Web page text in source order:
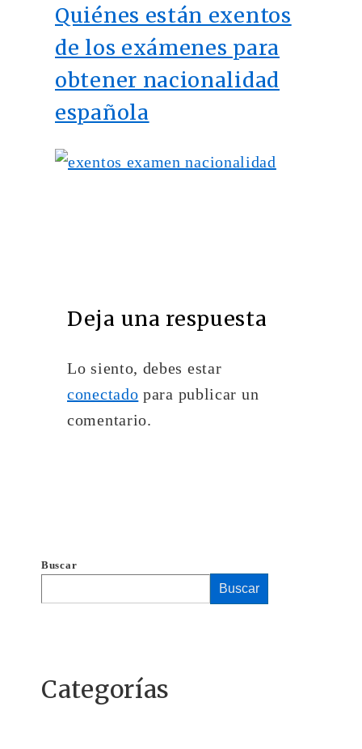
Quiénes están exentos
de los exámenes para
obtener nacionalidad
española
Deja una respuesta
Lo siento, debes estar
conectado para publicar un
comentario.
Buscar
Buscar
Categorías